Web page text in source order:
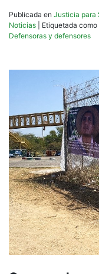
Publicada en Justicia para
Noticias
Etiquetada como
Defensoras y defensores